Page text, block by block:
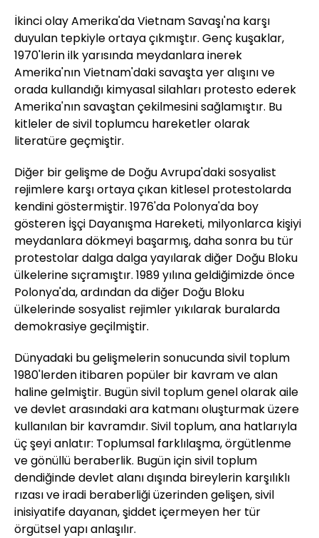
İkinci olay Amerika'da Vietnam Savaşı'na karşı
duyulan tepkiyle ortaya çıkmıştır. Genç kuşaklar,
1970'lerin ilk yarısında meydanlara inerek
Amerika'nın Vietnam'daki savaşta yer alışını ve
orada kullandığı kimyasal silahları protesto ederek
Amerika'nın savaştan çekilmesini sağlamıştır. Bu
kitleler de sivil toplumcu hareketler olarak
literatüre geçmiştir.
Diğer bir gelişme de Doğu Avrupa'daki sosyalist
rejimlere karşı ortaya çıkan kitlesel protestolarda
kendini göstermiştir. 1976'da Polonya'da boy
gösteren İşçi Dayanışma Hareketi, milyonlarca kişiyi
meydanlara dökmeyi başarmış, daha sonra bu tür
protestolar dalga dalga yayılarak diğer Doğu Bloku
ülkelerine sıçramıştır. 1989 yılına geldiğimizde önce
Polonya'da, ardından da diğer Doğu Bloku
ülkelerinde sosyalist rejimler yıkılarak buralarda
demokrasiye geçilmiştir.
Dünyadaki bu gelişmelerin sonucunda sivil toplum
1980'lerden itibaren popüler bir kavram ve alan
haline gelmiştir. Bugün sivil toplum genel olarak aile
ve devlet arasındaki ara katmanı oluşturmak üzere
kullanılan bir kavramdır. Sivil toplum, ana hatlarıyla
üç şeyi anlatır: Toplumsal farklılaşma, örgütlenme
ve gönüllü beraberlik. Bugün için sivil toplum
dendiğinde devlet alanı dışında bireylerin karşılıklı
rızası ve iradi beraberliği üzerinden gelişen, sivil
inisiyatife dayanan, şiddet içermeyen her tür
örgütsel yapı anlaşılır.